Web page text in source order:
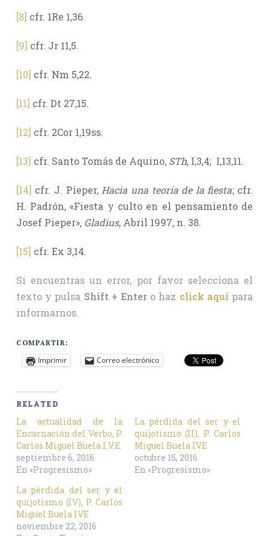
[8] cfr. 1Re 1,36.
[9] cfr. Jr 11,5.
[10] cfr. Nm 5,22.
[11] cfr. Dt 27,15.
[12] cfr. 2Cor 1,19ss.
[13] cfr. Santo Tomás de Aquino, STh, I,3,4; I,13,11.
[14] cfr. J. Pieper, Hacia una teoría de la fiesta; cfr.
H. Padrón, «Fiesta y culto en el pensamiento de
Josef Pieper», Gladius, Abril 1997, n. 38.
[15] cfr. Ex 3,14.
Si encuentras un error, por favor selecciona el
texto y pulsa Shift + Enter o haz click aquí para
informarnos.
COMPARTIR:
Imprimir Correo electrónico
RELATED
La actualidad de la
Encarnación del Verbo, P.
Carlos Miguel Buela I.V.E.
septiembre 6, 2016
En «Progresismo»
La pérdida del ser y el
quijotismo (II), P. Carlos
Miguel Buela IVE
octubre 15, 2016
En «Progresismo»
La pérdida del ser y el
quijotismo (IV), P. Carlos
Miguel Buela IVE
noviembre 22, 2016